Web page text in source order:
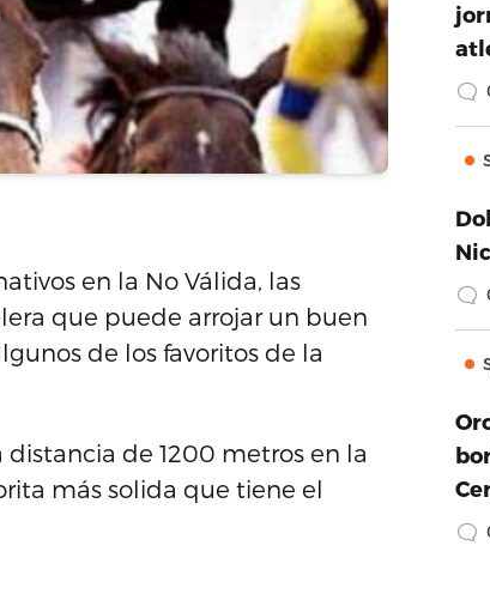
en la No Válida, las
que puede arrojar un buen
de los favoritos de la
distancia de 1200 metros en la
más solida que tiene el